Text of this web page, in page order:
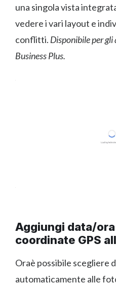
una singola vista
vedere i vari layout e
conflitti. Disponibile per
Business Plus.
Aggiungi data/
coordinate GPS
Oraè possibile scegliere
automaticamente alle